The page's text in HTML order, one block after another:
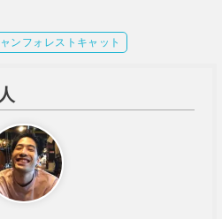
ンフォレストキャット